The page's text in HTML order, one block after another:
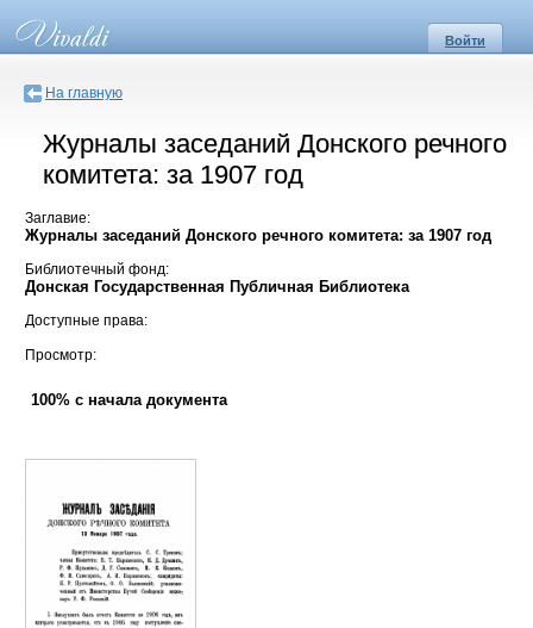
Войти
На главную
Журналы заседаний Донского речного
комитета: за 1907 год
Заглавие:
Журналы заседаний Донского речного комитета: за 1907 год
Библиотечный фонд:
Донская Государственная Публичная Библиотека
Доступные права:
Просмотр:
100% с начала документа